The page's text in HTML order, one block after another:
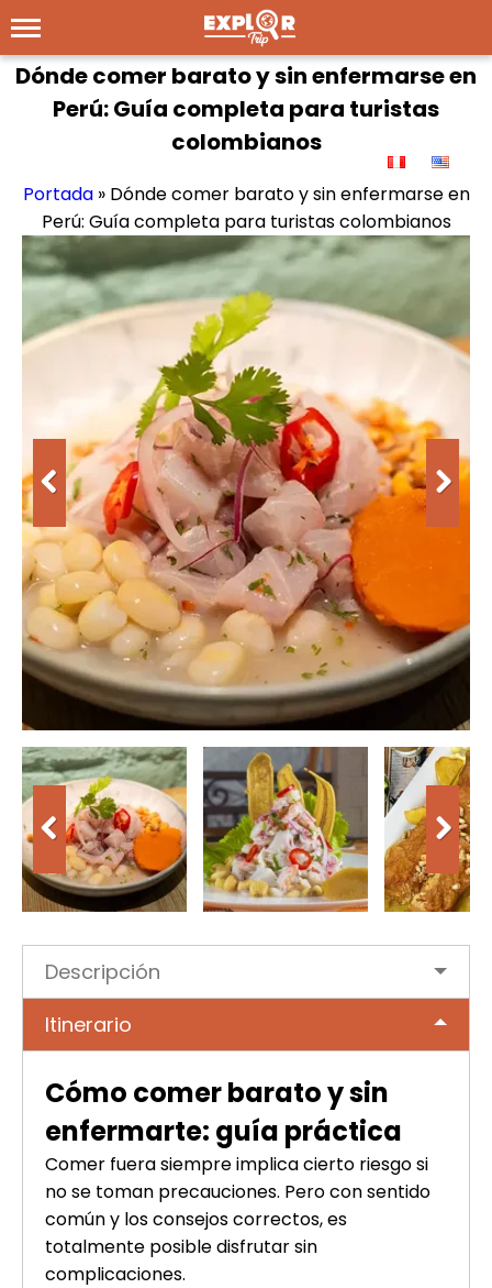
Dónde comer barato y sin enfermarse en
Perú: Guía completa para turistas
colombianos
Portada» Dónde comer barato y sin enfermarse en
Perú: Guía completa para turistas colombianos
Descripción
Itinerario
Cómo comer barato y sin
enfermarte: guía práctica
Comer fuera siempre implica cierto riesgo si
no se toman precauciones. Pero con sentido
común y los consejos correctos, es
totalmente posible disfrutar sin
complicaciones.